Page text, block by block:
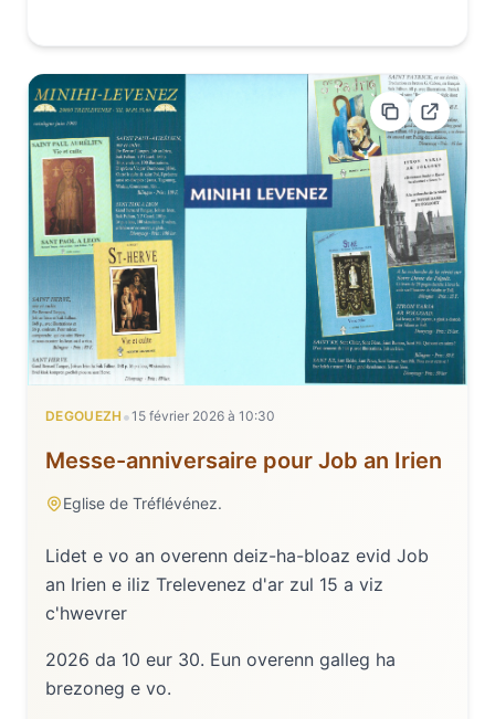
DEGOUEZH •15 février 2026 à10:30
Messe-anniversaire pour Job an Irien
Eglise de Tréflévénez.
Lidet e vo an overenn deiz-ha-bloaz evid Job
an Irien e iliz Trelevenez d'ar zul 15 a viz
c'hwevrer
2026 da 10 eur 30. Eun overenn galleg ha
brezoneg e vo.